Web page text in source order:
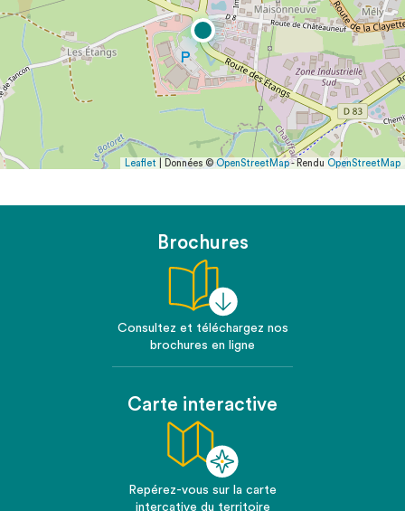
Leaflet | Données ©OpenStreetMap- Rendu OpenStreetMap
Brochures
Consultez et téléchargez nos
brochures en ligne
Carte interactive
Repérez-vous sur la carte
intercative du territoire